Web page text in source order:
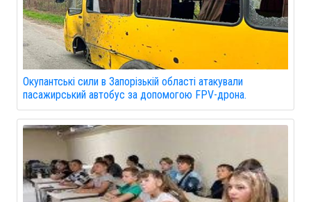
Окупантські сили в Запорізькій області атакували
пасажирський автобус за допомогою FPV-дрона.